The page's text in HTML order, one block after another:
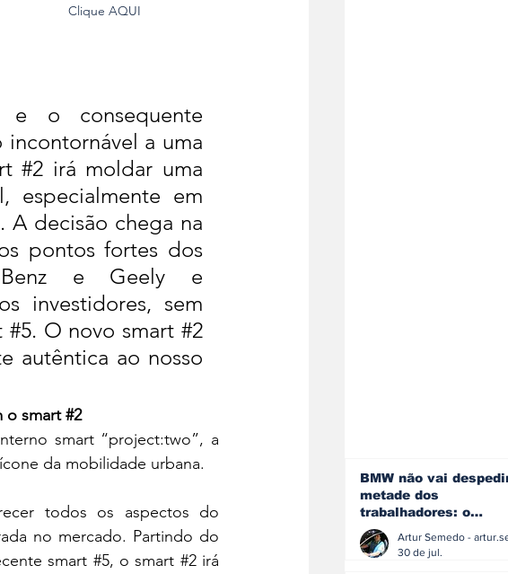
Clique AQUI
e o consequente
a uma
#2 irá moldar uma
especialmente em
A decisão chega na
pontos fortes dos
Benz e Geely e
investidores, sem
#5. O novo smart #2
autêntica ao nosso
o smart #2
smart “project:two”, a
da mobilidade urbana.
todos os aspectos do
no mercado. Partindo do
smart #5, o smart #2 irá
BMW não vai
metade dos
trabalhadores: o
problema é o
que muitos decidiram
30 de jul.